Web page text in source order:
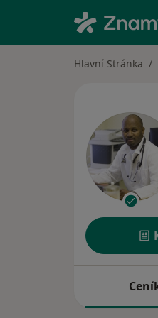
Hlavní Stránka